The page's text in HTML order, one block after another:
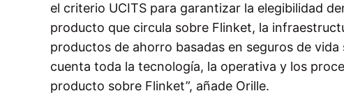
el criterio UCITS para garantizar la elegibilidad
producto que circula sobre Flinket, la
productos de ahorro basadas en seguros de
cuenta toda la tecnología, la operativa y los
producto sobre Flinket”, añade Orille.